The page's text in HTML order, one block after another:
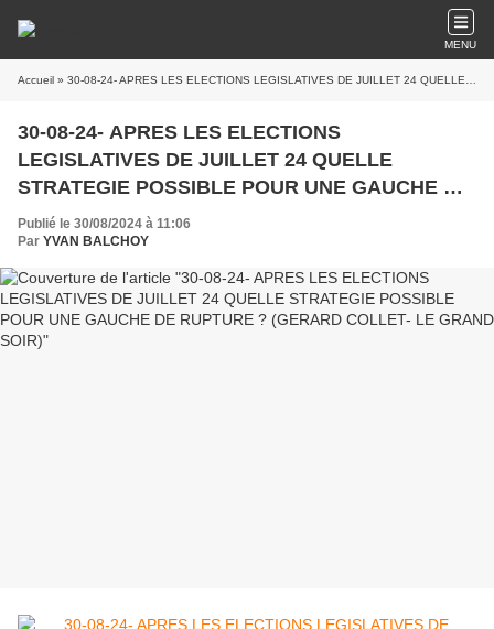
MENU
Accueil » 30-08-24- APRES LES ELECTIONS LEGISLATIVES DE JUILLET 24 QUELLE STRATEGIE POSSIBLE POUR UNE GAUCHE DE RUPTURE ? (GERARD COLLET- LE GRAND SOIR)
30-08-24- APRES LES ELECTIONS
LEGISLATIVES DE JUILLET 24 QUELLE
STRATEGIE POSSIBLE POUR UNE GAUCHE DE
RUPTURE ? (GERARD COLLET- LE GRAND
SOIR)
Publié le 30/08/2024 à 11:06
Par YVAN BALCHOY